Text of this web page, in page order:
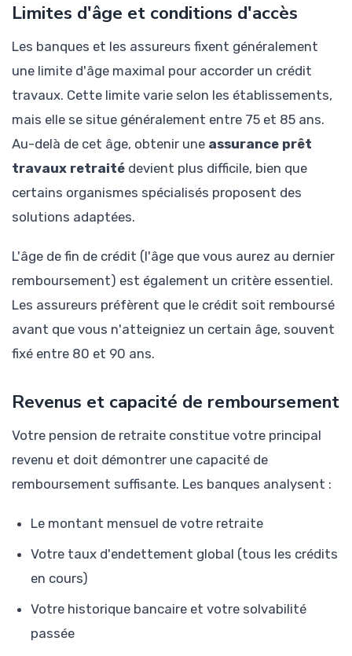
Limites d'âge et conditions d'accès
Les banques et les assureurs fixent généralement
une limite d'âge maximal pour accorder un crédit
travaux. Cette limite varie selon les établissements,
mais elle se situe généralement entre 75 et 85 ans.
Au-delà de cet âge, obtenir une assurance prêt
travaux retraité devient plus difficile, bien que
certains organismes spécialisés proposent des
solutions adaptées.
L'âge de fin de crédit (l'âge que vous aurez au dernier
remboursement) est également un critère essentiel.
Les assureurs préfèrent que le crédit soit remboursé
avant que vous n'atteigniez un certain âge, souvent
fixé entre 80 et 90 ans.
Revenus et capacité de remboursement
Votre pension de retraite constitue votre principal
revenu et doit démontrer une capacité de
remboursement suffisante. Les banques analysent :
Le montant mensuel de votre retraite
Votre taux d'endettement global (tous les crédits
en cours)
Votre historique bancaire et votre solvabilité
passée